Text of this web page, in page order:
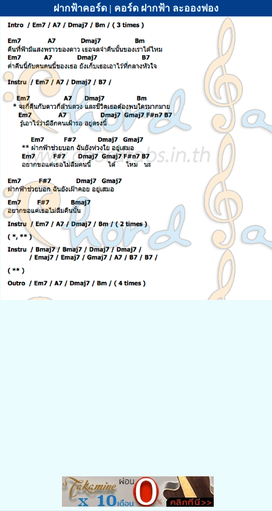
ฝากฟ้าคอร์ด | คอร์ด ฝากฟ้า ละอองฟอง